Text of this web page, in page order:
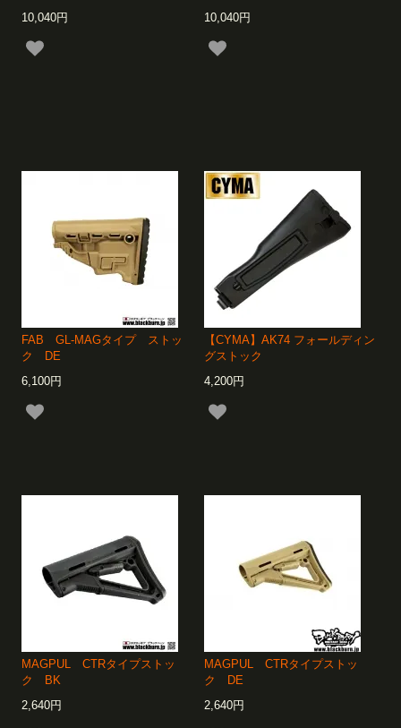
10,040円
10,040円
FAB GL-MAGタイプ ストッ
ク DE
6,100円
【CYMA】AK74 フォールディン
グストック
4,200円
MAGPUL CTRタイプストッ
ク BK
2,640円
MAGPUL CTRタイプストッ
ク DE
2,640円